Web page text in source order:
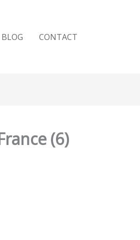
BLOG CONTACT
(6)